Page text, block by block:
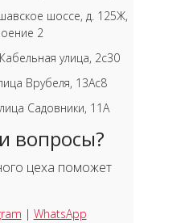
шоссе, д. 125Ж,
2
улица, 2с30
Врубеля, 13Ас8
Садовники, 11А
вопросы?
цеха поможет
| WhatsApp